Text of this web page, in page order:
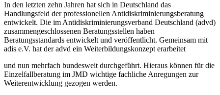
In den letzten zehn Jahren hat sich in Deutschland das
Handlungsfeld der professionellen Antidiskriminierungsberatung
entwickelt. Die im Antidiskriminierungsverband Deutschland (advd)
zusammengeschlossenen Beratungsstellen haben
Beratungsstandards entwickelt und veröffentlicht. Gemeinsam mit
adis e.V. hat der advd ein Weiterbildungskonzept erarbeitet
und nun mehrfach bundesweit durchgeführt. Hieraus können für die
Einzelfallberatung im JMD wichtige fachliche Anregungen zur
Weiterentwicklung gezogen werden.